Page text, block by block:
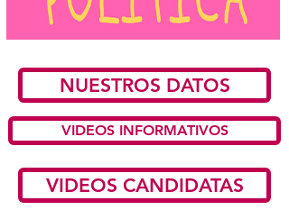
NUESTROS DATOS
VIDEOS INFORMATIVOS
VIDEOS CANDIDATAS